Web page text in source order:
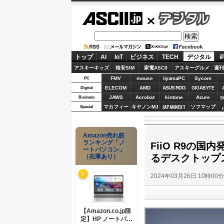
デジタル
トップ AI IoT ビジネス TECH デジタル
アスキーキッズ 格安SIM 家電ASCII アスキーグルメ 週
PC FMV mouse iiyamaPC Sycom
Digital ELECOM AMD ASUS ROG GIGABYTE
Business JAWS Acrobat kintone Azure
Special マカフィー キヤノンMJ JAPANNEXT ソフマップ
FiiO R9の国内
るデスクトッ
2024年03月26日 10時00
Amazon売れ筋
ランキング「ノ
ートパソコン」
（在庫あり）
1
【Amazon.co.jp限
定】HP ノートパソ